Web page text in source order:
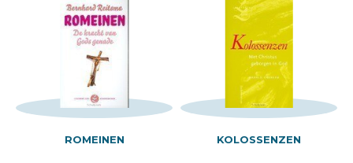
ROMEINEN KOLOSSENZEN